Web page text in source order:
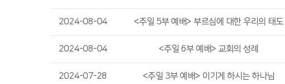
2024-08-04 <주일 5부 예배> 부르심에 대한 우리의 태도
2024-08-04 <주일 6부 예배> 교회의 성례
2024-07-28 <주일 3부 예배> 이기게 하시는 하나님